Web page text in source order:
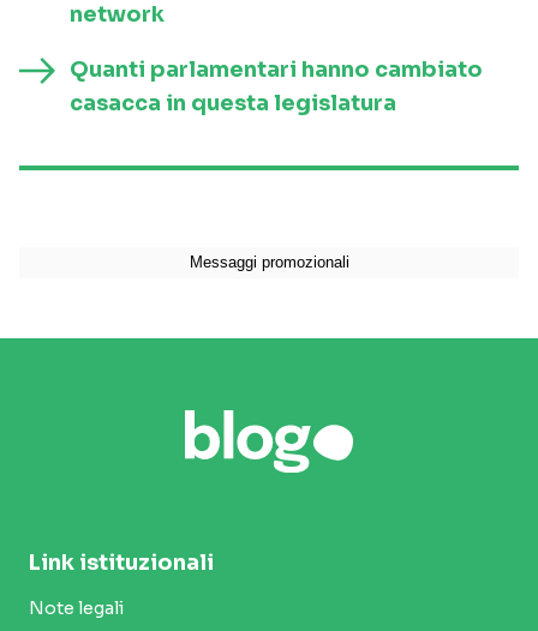
network
Quanti parlamentari hanno cambiato
casacca in questa legislatura
Link istituzionali
Note legali